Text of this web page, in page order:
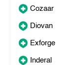
Cozaar
Diovan
Exforge
Inderal